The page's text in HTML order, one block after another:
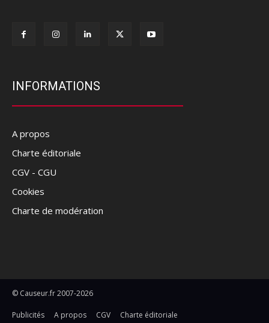
INFORMATIONS
A propos
Charte éditoriale
CGV - CGU
Cookies
Charte de modération
© Causeur.fr 2007-2026
Publicités A propos CGV
Charte éditoriale